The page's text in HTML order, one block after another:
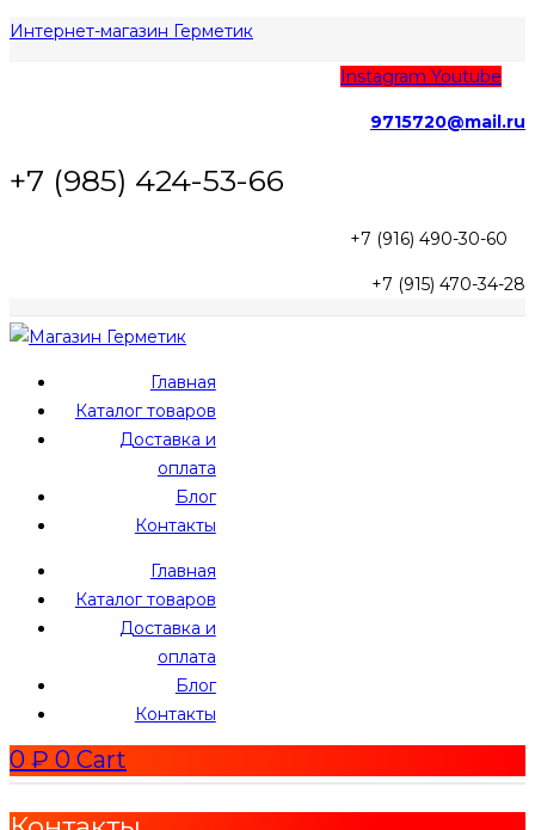
Интернет-магазин Герметик
Instagram Youtube
9715720@mail.ru
+7 (985) 424-53-66
+7 (916) 490-30-60
+7 (915) 470-34-28
Главная
Каталог товаров
Доставка и
оплата
Блог
Контакты
Главная
Каталог товаров
Доставка и
оплата
Блог
Контакты
0 ₽ 0 Cart